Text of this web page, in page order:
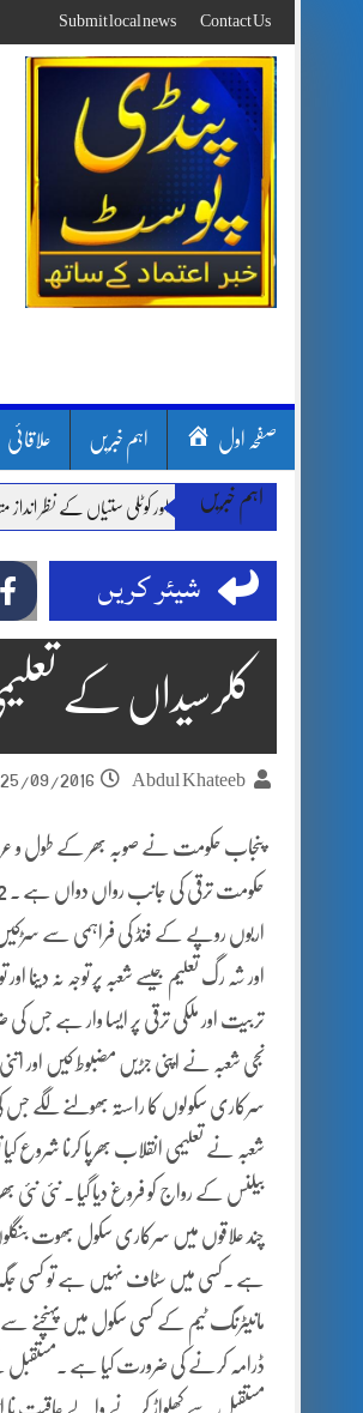
to
content
Contact Us
Submit local news
صفحہ اول اہم خبریں علاقائی
اہم خبریں
بارشیں، لینڈ سلائیڈنگ اور کوٹلی ستیاں کے نظر انداز متاثرین
شیئر کریں
کلرسیداں کے
Abdul Khateeb
25/09/2016
پنجاب حکومت نے صوبہ بھر کے طول و
حکومت ترقی کی جانب رواں دواں ہے ۔ NA-52 بالخصوص تحصیل کلرسیداں اور راولپنڈی میں بھی وفاقی وزیر
اربوں روپے کے فنڈ کی فراہمی سے سڑکیں
اور شہ رگ تعلیم جیسے شعبہ پر توجہ نہ دینا
تربیت اور ملکی ترقی پر ایسا وار ہے جس
نجی شعبہ نے اپنی جڑیں مضبوط کیں اور
سرکاری سکولوں کا راستہ بھولنے لگے جس
شعبہ نے تعلیمی انقلاب بھرپا کرنا شروع
بیلنس کے رواج کو فروغ دیا گیا ۔ نئی نئی
چند علاقوں میں سرکاری سکول بھوت
ہے ۔کسی میں سٹاف نہیں ہے تو کسی جگہ
مانیٹرنگ ٹیم کے کسی سکول میں پہنچنے سے
ڈرامہ کرنے کی ضرورت کیا ہے ۔مستقبل
مستقبل سے کھلواڑ کر نے والے عاقبت نا